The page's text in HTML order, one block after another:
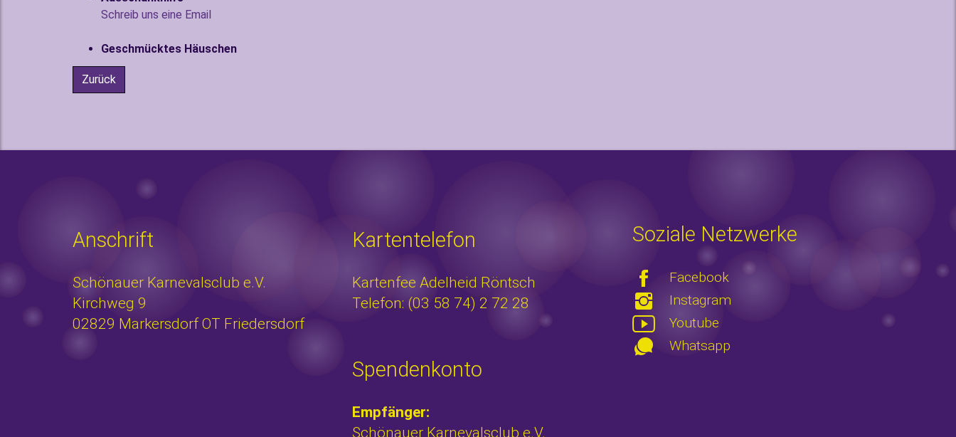
Schreib uns eine Email
Geschmücktes Häuschen
Zurück
Anschrift
Schönauer Karnevalsclub e.V.
Kirchweg 9
02829 Markersdorf OT Friedersdorf
Kartentelefon
Kartenfee Adelheid Röntsch
Telefon: (03 58 74) 2 72 28
Spendenkonto
Empfänger:
Schönauer Karnevalsclub e.V.
Soziale Netzwerke
Facebook
Instagram
Youtube
Whatsapp